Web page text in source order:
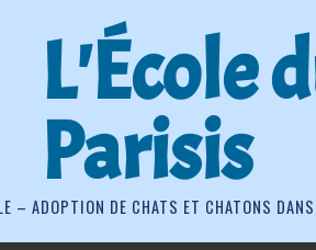
L'École
Parisis
– ADOPTION DE CHATS ET CHATONS